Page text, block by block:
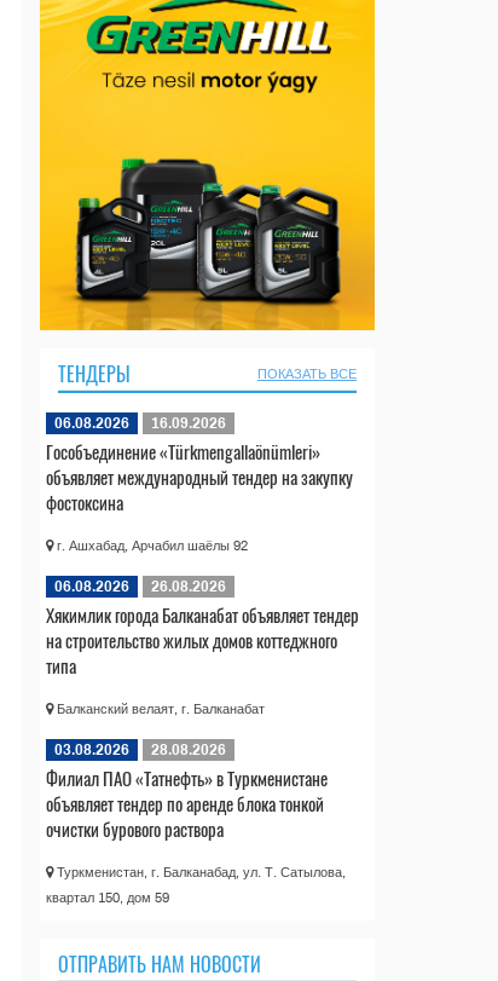
ТЕНДЕРЫ ПОКАЗАТЬ ВСЕ
06.08.2026 16.09.2026
Гособъединение «Türkmengallaönümleri»
объявляет международный тендер на закупку
фостоксина
г. Ашхабад, Арчабил шаёлы 92
06.08.2026 26.08.2026
Хякимлик города Балканабат объявляет тендер
на строительство жилых домов коттеджного
типа
Балканский велаят, г. Балканабат
03.08.2026 28.08.2026
Филиал ПАО «Татнефть» в Туркменистане
объявляет тендер по аренде блока тонкой
очистки бурового раствора
Туркменистан, г. Балканабад, ул. Т. Сатылова,
квартал 150, дом 59
ОТПРАВИТЬ НАМ НОВОСТИ